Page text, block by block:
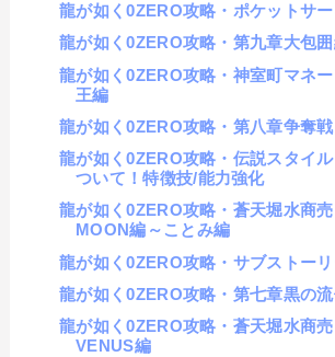
龍が如く0ZERO攻略・ポケットサー
龍が如く0ZERO攻略・第九章大包囲
龍が如く0ZERO攻略・神室町マネ
王編
龍が如く0ZERO攻略・第八章争奪戦
龍が如く0ZERO攻略・伝説スタイ
ついて！特徴技/能力強化
龍が如く0ZERO攻略・蒼天堀水商売
MOON編～ことみ編
龍が如く0ZERO攻略・サブストー
龍が如く0ZERO攻略・第七章黒の
龍が如く0ZERO攻略・蒼天堀水商売
VENUS編